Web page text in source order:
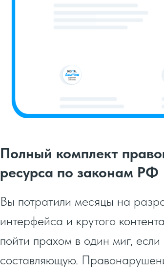
Полный комплект
ресурса по законам РФ
Вы потратили месяцы на
интерфейса и крутого
пойти прахом в один миг,
составляющую.